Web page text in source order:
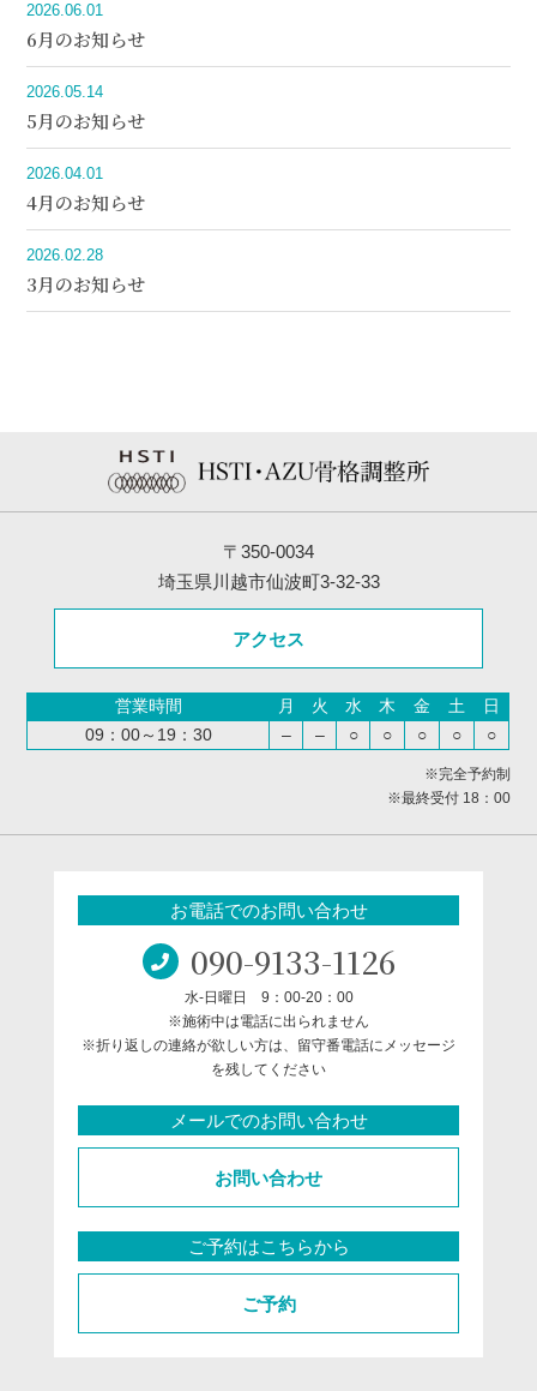
2026.06.01
6月のお知らせ
2026.05.14
5月のお知らせ
2026.04.01
4月のお知らせ
2026.02.28
3月のお知らせ
〒350-0034
埼玉県川越市仙波町3-32-33
アクセス
営業時間 月 火 水 木 金 土
日
09：00～19：30
– – ○ ○ ○ ○ ○
※完全予約制
※最終受付 18：00
お電話でのお問い合わせ
090-9133-1126
水-日曜日 9：00-20：00
※施術中は電話に出られません
※折り返しの連絡が欲しい方は、留守番電話にメッセージ
を残してください
メールでのお問い合わせ
お問い合わせ
ご予約はこちらから
ご予約